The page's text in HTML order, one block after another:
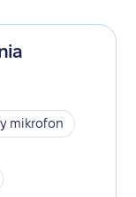
mikrofon